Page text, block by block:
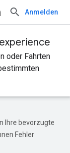
Anmelden
oder Fahrten
Ihre bevorzugte
Fehler